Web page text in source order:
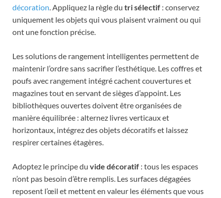
décoration. Appliquez la règle du tri sélectif : conservez
uniquement les objets qui vous plaisent vraiment ou qui
ont une fonction précise.
Les solutions de rangement intelligentes permettent de
maintenir l’ordre sans sacrifier l’esthétique. Les coffres et
poufs avec rangement intégré cachent couvertures et
magazines tout en servant de sièges d’appoint. Les
bibliothèques ouvertes doivent être organisées de
manière équilibrée : alternez livres verticaux et
horizontaux, intégrez des objets décoratifs et laissez
respirer certaines étagères.
Adoptez le principe du vide décoratif : tous les espaces
n’ont pas besoin d’être remplis. Les surfaces dégagées
reposent l’œil et mettent en valeur les éléments que vous